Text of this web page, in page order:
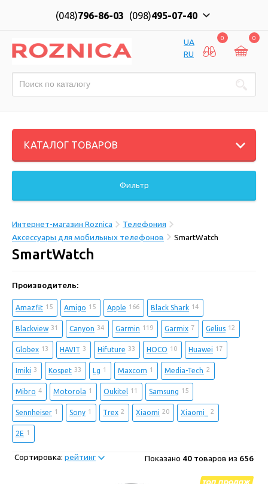
(048)796-86-03 (098)495-07-40
UA
RU
0 0
КАТАЛОГ ТОВАРОВ
Фильтр
Интернет-магазин Roznica
Телефония
Аксессуары для мобильных телефонов
SmartWatch
SmartWatch
Производитель:
Amazfit 15 Amigo 15 Apple 166 Black Shark 14
Blackview 31 Canyon 34 Garmin 119 Garmix 7 Gelius 12
Globex 13 HAVIT 3 Hifuture 33 HOCO 10 Huawei 17
Imiki 3 Kospet 33 Lg 1 Maxcom 1 Media-Tech 2
Mibro 4 Motorola 1 Oukitel 11 Samsung 15
Sennheiser 1 Sony 1 Trex 2 Xiaomi 20 Xiaomi_ 2
2E 1
Сортировка: рейтинг Показано 40 товаров из 656